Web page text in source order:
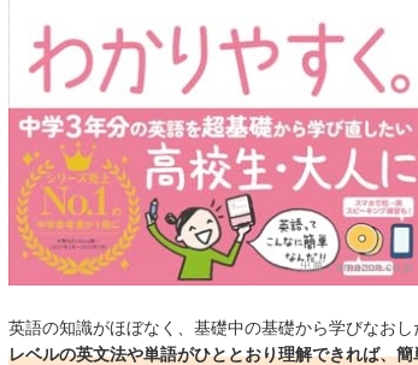
出典：amazon.co.jp
英語の知識がほぼなく、基礎中の基礎から学びなお
レベルの英文法や単語がひととおり理解できれば、